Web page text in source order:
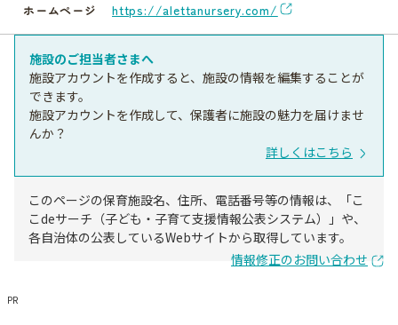
ホームページ https://alettanursery.com/
施設のご担当者さまへ
施設アカウントを作成すると、施設の情報を編集することが
できます。
施設アカウントを作成して、保護者に施設の魅力を届けませ
んか？
詳しくはこちら
このページの保育施設名、住所、電話番号等の情報は、「こ
こdeサーチ（子ども・子育て支援情報公表システム）」や、
各自治体の公表しているWebサイトから取得しています。
情報修正のお問い合わせ
PR